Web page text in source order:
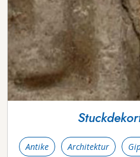
Antike Architektur